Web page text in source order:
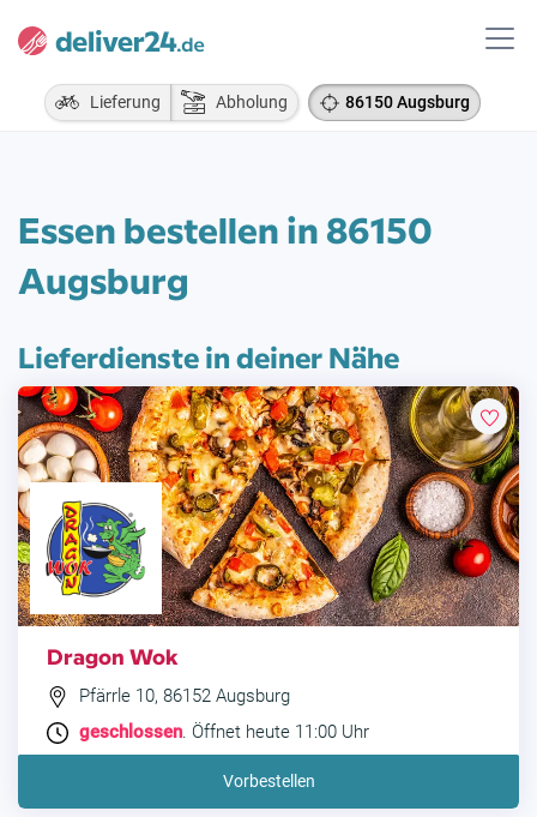
Lieferung Abholung 86150 Augsburg
Essen bestellen in 86150
Augsburg
Lieferdienste in deiner Nähe
Dragon Wok
Pfärrle 10, 86152 Augsburg
geschlossen. Öffnet heute 11:00 Uhr
Vorbestellen